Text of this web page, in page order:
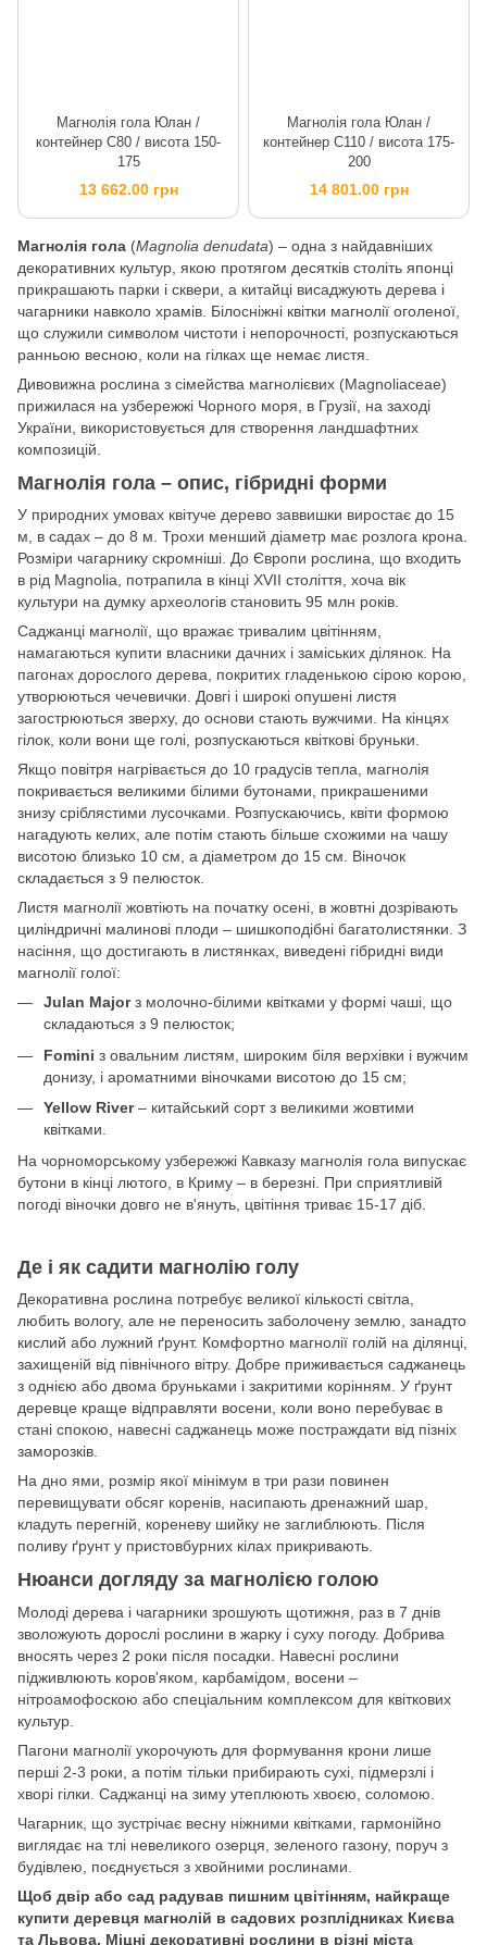
Магнолія гола Юлан /
контейнер C80 / висота 150-
175
13 662.00 грн
Магнолія гола Юлан /
контейнер C110 / висота 175-
200
14 801.00 грн
Магнолія гола (Magnolia denudata) – одна з найдавніших
декоративних культур, якою протягом десятків століть японці
прикрашають парки і сквери, а китайці висаджують дерева і
чагарники навколо храмів. Білосніжні квітки магнолії оголеної,
що служили символом чистоти і непорочності, розпускаються
ранньою весною, коли на гілках ще немає листя.
Дивовижна рослина з сімейства магнолієвих (Magnoliaceae)
прижилася на узбережжі Чорного моря, в Грузії, на заході
України, використовується для створення ландшафтних
композицій.
Магнолія гола – опис, гібридні форми
У природних умовах квітуче дерево заввишки виростає до 15
м, в садах – до 8 м. Трохи менший діаметр має розлога крона.
Розміри чагарнику скромніші. До Європи рослина, що входить
в рід Magnolia, потрапила в кінці XVII століття, хоча вік
культури на думку археологів становить 95 млн років.
Саджанці магнолії, що вражає тривалим цвітінням,
намагаються купити власники дачних і заміських ділянок. На
пагонах дорослого дерева, покритих гладенькою сірою корою,
утворюються чечевички. Довгі і широкі опушені листя
загострюються зверху, до основи стають вужчими. На кінцях
гілок, коли вони ще голі, розпускаються квіткові бруньки.
Якщо повітря нагрівається до 10 градусів тепла, магнолія
покривається великими білими бутонами, прикрашеними
знизу сріблястими лусочками. Розпускаючись, квіти формою
нагадують келих, але потім стають більше схожими на чашу
висотою близько 10 см, а діаметром до 15 см. Віночок
складається з 9 пелюсток.
Листя магнолії жовтіють на початку осені, в жовтні дозрівають
циліндричні малинові плоди – шишкоподібні багатолистянки. З
насіння, що достигають в листянках, виведені гібридні види
магнолії голої:
Julan Majorз молочно-білими квітками у формі чаші, що
складаються з 9 пелюсток;
Fomini з овальним листям, широким біля верхівки і вужчим
донизу, і ароматними віночками висотою до 15 см;
Yellow River– китайський сорт з великими жовтими
квітками.
На чорноморському узбережжі Кавказу магнолія гола випускає
бутони в кінці лютого, в Криму – в березні. При сприятливій
погоді віночки довго не в'януть, цвітіння триває 15-17 діб.
Де і як садити магнолію голу
Декоративна рослина потребує великої кількості світла,
любить вологу, але не переносить заболочену землю, занадто
кислий або лужний ґрунт. Комфортно магнолії голій на ділянці,
захищеній від північного вітру. Добре приживається саджанець
з однією або двома бруньками і закритими корінням. У ґрунт
деревце краще відправляти восени, коли воно перебуває в
стані спокою, навесні саджанець може постраждати від пізніх
заморозків.
На дно ями, розмір якої мінімум в три рази повинен
перевищувати обсяг коренів, насипають дренажний шар,
кладуть перегній, кореневу шийку не заглиблюють. Після
поливу ґрунт у пристовбурних кілах прикривають.
Нюанси догляду за магнолією голою
Молоді дерева і чагарники зрошують щотижня, раз в 7 днів
зволожують дорослі рослини в жарку і суху погоду. Добрива
вносять через 2 роки після посадки. Навесні рослини
підживлюють коров'яком, карбамідом, восени –
нітроамофоскою або спеціальним комплексом для квіткових
культур.
Пагони магнолії укорочують для формування крони лише
перші 2-3 роки, а потім тільки прибирають сухі, підмерзлі і
хворі гілки. Саджанці на зиму утеплюють хвоєю, соломою.
Чагарник, що зустрічає весну ніжними квітками, гармонійно
виглядає на тлі невеликого озерця, зеленого газону, поруч з
будівлею, поєднується з хвойними рослинами.
Щоб двір або сад радував пишним цвітінням, найкраще
купити деревця магнолій в садових розплідниках Києва
та Львова. Міцні декоративні рослини в різні міста